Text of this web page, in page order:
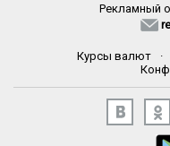
Рекламный
Курсы валют ·